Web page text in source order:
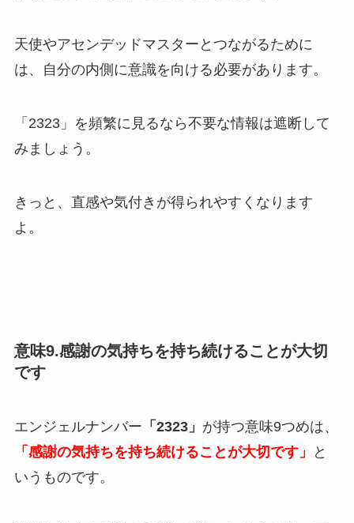
天使やアセンデッドマスターとつながるために
は、自分の内側に意識を向ける必要があります。
「2323」を頻繁に見るなら不要な情報は遮断して
みましょう。
きっと、直感や気付きが得られやすくなります
よ。
意味9.感謝の気持ちを持ち続けることが大切
です
エンジェルナンバー 「2323」 が持つ意味9つめは、
「感謝の気持ちを持ち続けることが大切です」
と
いうものです。